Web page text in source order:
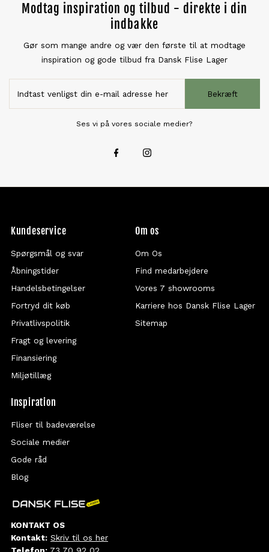
Modtag inspiration og tilbud - direkte i din
indbakke
Gør som mange andre og vær den første til at modtage
inspiration og gode tilbud fra Dansk Flise Lager
Bekræft
Ses vi på vores sociale medier?
Kundeservice
Spørgsmål og svar
Åbningstider
Handelsbetingelser
Fortryd dit køb
Privatlivspolitik
Fragt og levering
Finansiering
Miljøtillæg
Om os
Om Os
Find medarbejdere
Vores 7 showrooms
Karriere hos Dansk Flise Lager
Sitemap
Inspiration
Fliser til badeværelse
Sociale medier
Gode råd
Blog
KONTAKT OS
Kontakt: Skriv til os her